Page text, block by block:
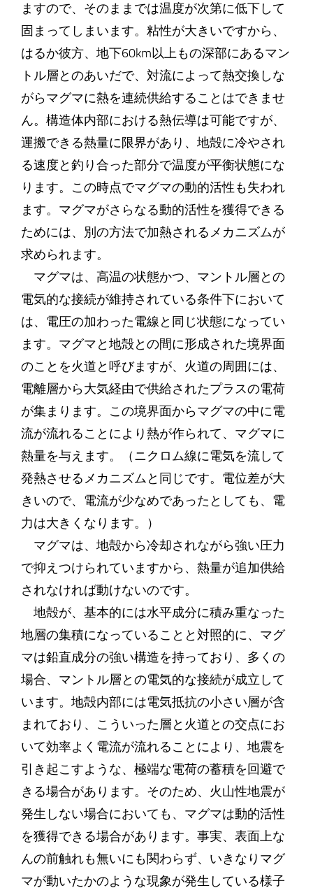
ますので、そのままでは温度が次第に低下して
固まってしまいます。粘性が大きいですから、
はるか彼方、地下60km以上もの深部にあるマン
トル層とのあいだで、対流によって熱交換しな
がらマグマに熱を連続供給することはできませ
ん。構造体内部における熱伝導は可能ですが、
運搬できる熱量に限界があり、地殻に冷やされ
る速度と釣り合った部分で温度が平衡状態にな
ります。この時点でマグマの動的活性も失われ
ます。マグマがさらなる動的活性を獲得できる
ためには、別の方法で加熱されるメカニズムが
求められます。
マグマは、高温の状態かつ、マントル層との
電気的な接続が維持されている条件下において
は、電圧の加わった電線と同じ状態になってい
ます。マグマと地殻との間に形成された境界面
のことを火道と呼びますが、火道の周囲には、
電離層から大気経由で供給されたプラスの電荷
が集まります。この境界面からマグマの中に電
流が流れることにより熱が作られて、マグマに
熱量を与えます。（ニクロム線に電気を流して
発熱させるメカニズムと同じです。電位差が大
きいので、電流が少なめであったとしても、電
力は大きくなります。）
マグマは、地殻から冷却されながら強い圧力
で抑えつけられていますから、熱量が追加供給
されなければ動けないのです。
地殻が、基本的には水平成分に積み重なった
地層の集積になっていることと対照的に、マグ
マは鉛直成分の強い構造を持っており、多くの
場合、マントル層との電気的な接続が成立して
います。地殻内部には電気抵抗の小さい層が含
まれており、こういった層と火道との交点にお
いて効率よく電流が流れることにより、地震を
引き起こすような、極端な電荷の蓄積を回避で
きる場合があります。そのため、火山性地震が
発生しない場合においても、マグマは動的活性
を獲得できる場合があります。事実、表面上な
んの前触れも無いにも関わらず、いきなりマグ
マが動いたかのような現象が発生している様子